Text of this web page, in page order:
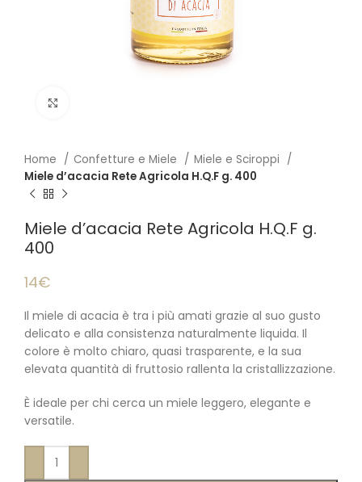
Home Confetture e Miele
Miele e Sciroppi
Miele d’acacia Rete Agricola H.Q.F g. 400
Miele d’acacia Rete Agricola H.Q.F g.
400
14€
Il miele di acacia è tra i più amati grazie al suo gusto
delicato e alla consistenza naturalmente liquida. Il
colore è molto chiaro, quasi trasparente, e la sua
elevata quantità di fruttosio rallenta la cristallizzazione.
È ideale per chi cerca un miele leggero, elegante e
versatile.